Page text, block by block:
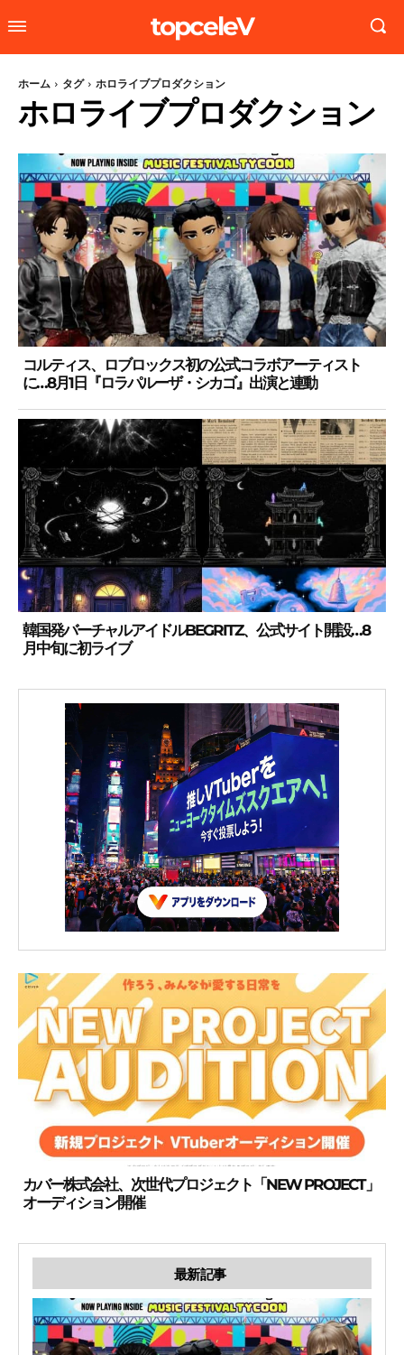
topceleV
ホーム タグ ホロライブプロダクション
ホロライブプロダクション
コルティス、ロブロックス初の公式コラボアーティスト
に…8月1日『ロラパルーザ・シカゴ』出演と連動
韓国発バーチャルアイドルBEGRITZ、公式サイト開設…8
月中旬に初ライブ
カバー株式会社、次世代プロジェクト「NEW PROJECT」
オーディション開催
最新記事